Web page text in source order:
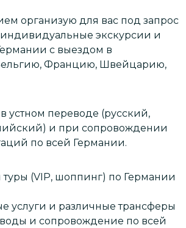
организую для вас под запрос
экскурсии и
c выездом в
Францию, Швейцарию,
устном переводе (русский,
и при сопровождении
по всей Германии.
(VIP, шоппинг) по Германии
услуги и различные трансферы
и сопровождение по всей